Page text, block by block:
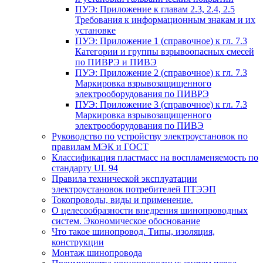
ПУЭ: Приложение к главам 2.3, 2.4, 2.5
Требования к информационным знакам и их
установке
ПУЭ: Приложение 1 (справочное) к гл. 7.3
Категории и группы взрывоопасных смесей
по ПИВРЭ и ПИВЭ
ПУЭ: Приложение 2 (справочное) к гл. 7.3
Маркировка взрывозащищенного
электрооборудования по ПИВРЭ
ПУЭ: Приложение 3 (справочное) к гл. 7.3
Маркировка взрывозащищенного
электрооборудования по ПИВЭ
Руководство по устройству электроустановок по
правилам МЭК и ГОСТ
Классификация пластмасс на воспламеняемость по
стандарту UL 94
Правила технической эксплуатации
электроустановок потребителей ПТЭЭП
Токопроводы, виды и применение.
О целесообразности внедрения шинопроводных
систем. Экономическое обоснование
Что такое шинопровод. Типы, изоляция,
конструкции
Монтаж шинопровода